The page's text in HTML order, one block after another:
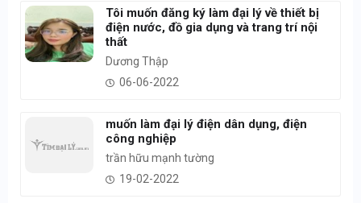
Tôi muốn đăng ký làm đại lý về thiết bị
điện nước, đồ gia dụng và trang trí nội
thất
Dương Thập
06-06-2022
muốn làm đại lý điện dân dụng, điện
công nghiệp
trần hữu mạnh tường
19-02-2022